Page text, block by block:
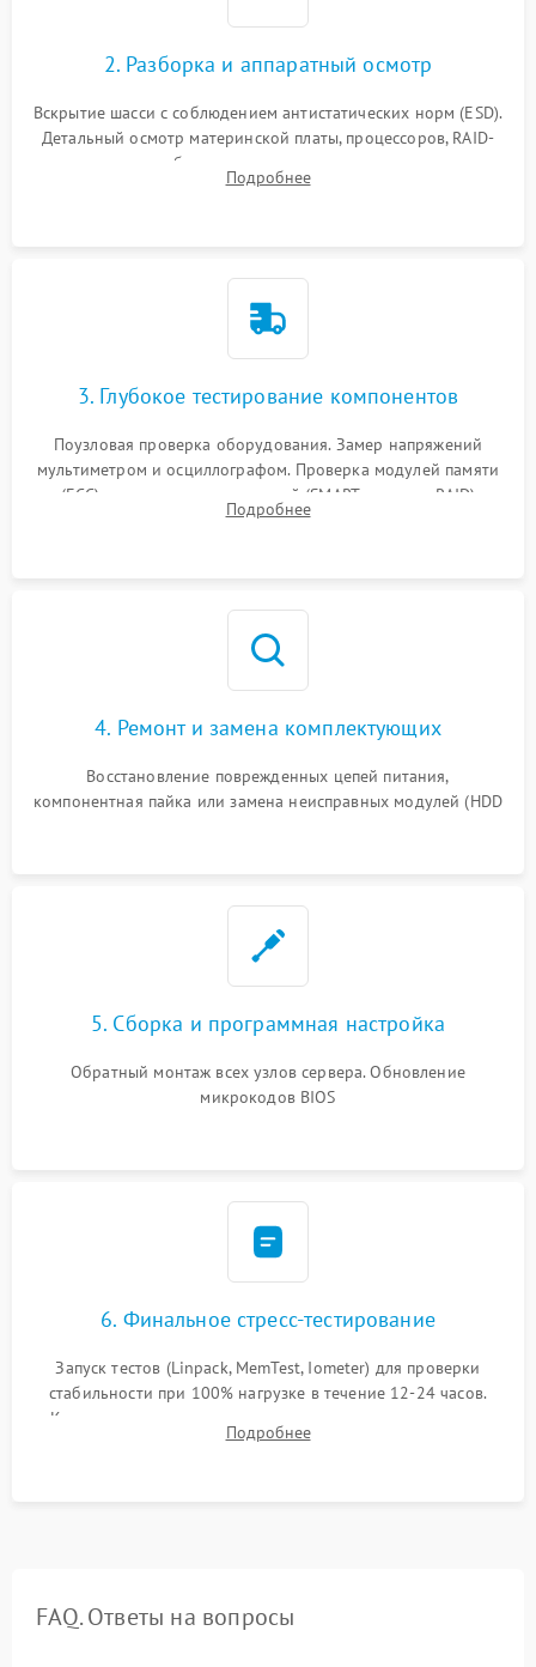
2. Разборка и аппаратный осмотр
Вскрытие шасси с соблюдением антистатических норм (ESD).
Детальный осмотр материнской платы, процессоров, RAID-
контроллеров и блоков питания на наличие термических
повреждений, прогаров или окислений.
Подробнее
3. Глубокое тестирование компонентов
Поузловая проверка оборудования. Замер напряжений
мультиметром и осциллографом. Проверка модулей памяти
(ECC) и состояния накопителей (SMART, массивы RAID)
специализированными диагностическими утилитами.
Подробнее
4. Ремонт и замена комплектующих
Восстановление поврежденных цепей питания,
компонентная пайка или замена неисправных модулей (HDD
5. Сборка и программная настройка
Обратный монтаж всех узлов сервера. Обновление
микрокодов BIOS
6. Финальное стресс-тестирование
Запуск тестов (Linpack, MemTest, Iometer) для проверки
стабильности при 100% нагрузке в течение 12-24 часов.
Контроль температурных режимов, проверка отсутствия
троттлинга и подготовка сервера к выдаче.
Подробнее
FAQ. Ответы на вопросы